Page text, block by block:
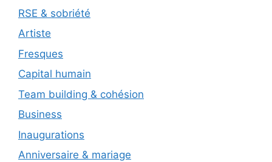
RSE & sobriété
Artiste
Fresques
Capital humain
Team building & cohésion
Business
Inaugurations
Anniversaire & mariage